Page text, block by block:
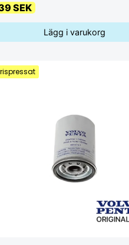
SEK
Lägg i varukorg